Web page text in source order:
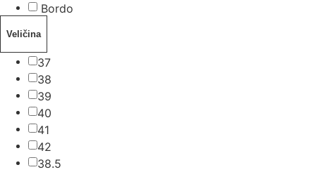
Bordo
Veličina
37
38
39
40
41
42
38.5